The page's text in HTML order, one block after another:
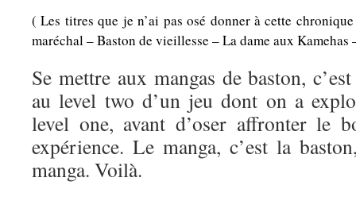
( Les titres que je n’ai pas osé donner à cette
maréchal – Baston de vieillesse – La dame aux
Se mettre aux mangas de baston,
au level two d’un jeu dont on a
level one, avant d’oser affronter le
expérience. Le manga, c’est la
manga. Voilà.